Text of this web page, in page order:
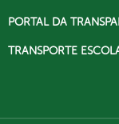
PORTAL DA
TRANSPORTE